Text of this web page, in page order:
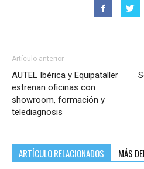
Artículo anterior
AUTEL Ibérica y Equipataller
estrenan oficinas con
showroom, formación y
telediagnosis
ARTÍCULO RELACIONADOS MÁS